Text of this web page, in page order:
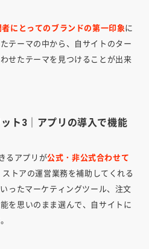
にとってのブランドの第一印象に
テーマの中から、自サイトのター
せたテーマを見つけることが出来
ト3｜アプリの導入で機能
るアプリが公式・非公式合わせて
トアの運営業務を補助してくれる
ったマーケティングツール、注文
を思いのまま選んで、自サイトに